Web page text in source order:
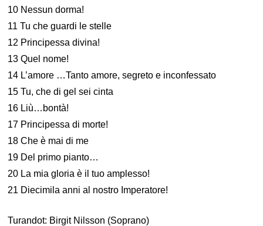
10 Nessun dorma!
11 Tu che guardi le stelle
12 Principessa divina!
13 Quel nome!
14 L’amore …Tanto amore, segreto e inconfessato
15 Tu, che di gel sei cinta
16 Liù…bontà!
17 Principessa di morte!
18 Che è mai di me
19 Del primo pianto…
20 La mia gloria è il tuo amplesso!
21 Diecimila anni al nostro Imperatore!
Turandot: Birgit Nilsson (Soprano)